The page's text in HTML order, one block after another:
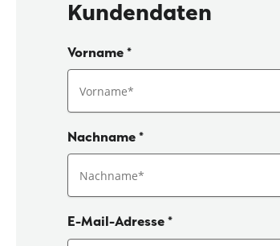
Kundendaten
Vorname *
Nachname *
E-Mail-Adresse *